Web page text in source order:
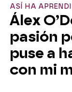
ASÍ HA
Álex
pasión
puse a
con mi